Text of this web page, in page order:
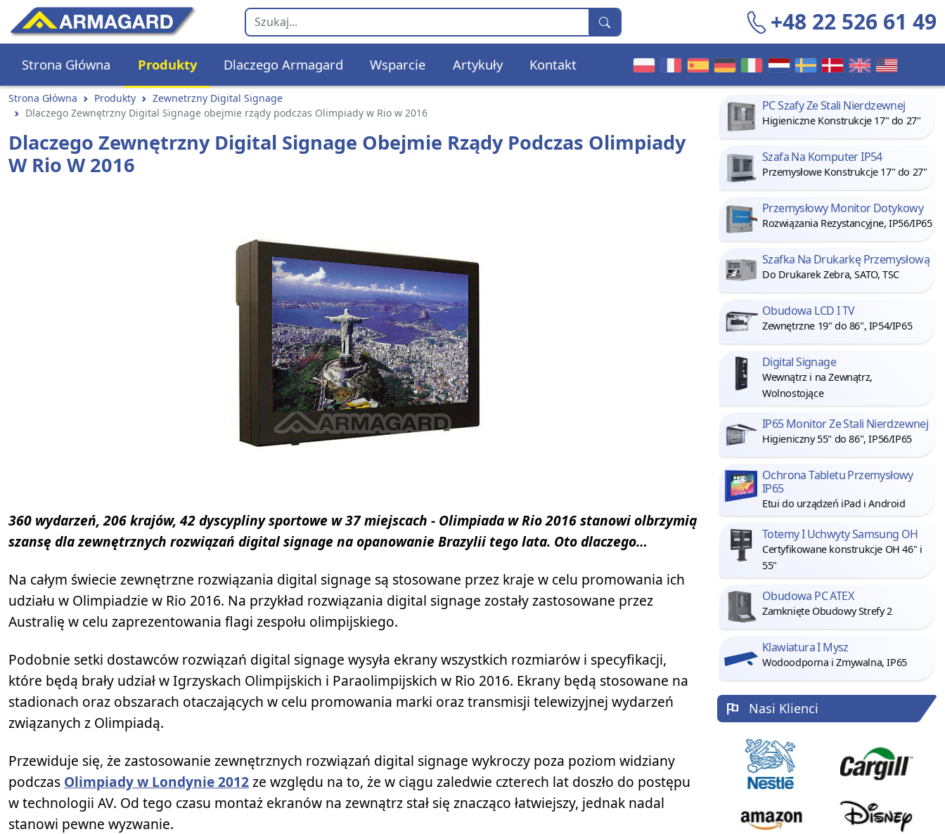
+48 22 526 61 49
Strona Główna Produkty Dlaczego Armagard Wsparcie Artykuły Kontakt
Strona Główna Produkty
Zewnetrzny Digital Signage
Dlaczego Zewnętrzny Digital Signage obejmie rządy podczas Olimpiady w Rio w 2016
Dlaczego Zewnętrzny Digital Signage Obejmie Rządy Podczas Olimpiady
W Rio W 2016
360 wydarzeń, 206 krajów, 42 dyscypliny sportowe w 37 miejscach - Olimpiada w Rio 2016 stanowi olbrzymią
szansę dla zewnętrznych rozwiązań digital signage na opanowanie Brazylii tego lata. Oto dlaczego…
Na całym świecie zewnętrzne rozwiązania digital signage są stosowane przez kraje w celu promowania ich
udziału w Olimpiadzie w Rio 2016. Na przykład rozwiązania digital signage zostały zastosowane przez
Australię w celu zaprezentowania flagi zespołu olimpijskiego.
Podobnie setki dostawców rozwiązań digital signage wysyła ekrany wszystkich rozmiarów i specyfikacji,
które będą brały udział w Igrzyskach Olimpijskich i Paraolimpijskich w Rio 2016. Ekrany będą stosowane na
stadionach oraz obszarach otaczających w celu promowania marki oraz transmisji telewizyjnej wydarzeń
związanych z Olimpiadą.
Przewiduje się, że zastosowanie zewnętrznych rozwiązań digital signage wykroczy poza poziom widziany
podczas Olimpiady w Londynie 2012ze względu na to, że w ciągu zaledwie czterech lat doszło do postępu
w technologii AV. Od tego czasu montaż ekranów na zewnątrz stał się znacząco łatwiejszy, jednak nadal
stanowi pewne wyzwanie.
PC Szafy Ze Stali Nierdzewnej
Higieniczne Konstrukcje 17" do 27"
Szafa Na Komputer IP54
Przemysłowe Konstrukcje 17" do 27"
Przemysłowy Monitor Dotykowy
Rozwiązania Rezystancyjne, IP56/IP65
Szafka Na Drukarkę Przemysłową
Do Drukarek Zebra, SATO, TSC
Obudowa LCD I TV
Zewnętrzne 19" do 86", IP54/IP65
Digital Signage
Wewnątrz i na Zewnątrz,
Wolnostojące
IP65 Monitor Ze Stali Nierdzewnej
Higieniczny 55" do 86", IP56/IP65
Ochrona Tabletu Przemysłowy
IP65
Etui do urządzeń iPad i Android
Totemy I Uchwyty Samsung OH
Certyfikowane konstrukcje OH 46" i
55"
Obudowa PC ATEX
Zamknięte Obudowy Strefy 2
Klawiatura I Mysz
Wodoodporna i Zmywalna, IP65
Nasi Klienci